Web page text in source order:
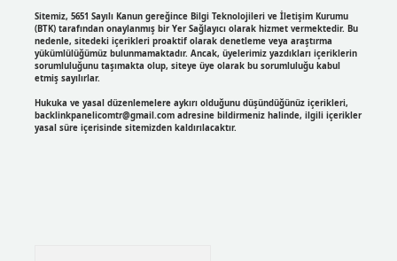
Sitemiz, 5651 Sayılı Kanun gereğince Bilgi Teknolojileri ve İletişim Kurumu
(BTK) tarafından onaylanmış bir Yer Sağlayıcı olarak hizmet vermektedir. Bu
nedenle, sitedeki içerikleri proaktif olarak denetleme veya araştırma
yükümlülüğümüz bulunmamaktadır. Ancak, üyelerimiz yazdıkları içeriklerin
sorumluluğunu taşımakta olup, siteye üye olarak bu sorumluluğu kabul
etmiş sayılırlar.
Hukuka ve yasal düzenlemelere aykırı olduğunu düşündüğünüz içerikleri,
backlinkpanelicomtr@gmail.comadresine bildirmeniz halinde, ilgili içerikler
yasal süre içerisinde sitemizden kaldırılacaktır.